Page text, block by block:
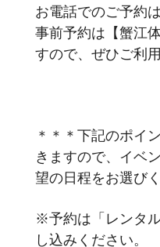
お電話でのご予約
事前予約は【蟹江
すので、ぜひご利
＊＊＊下記のポイ
きますので、イベ
望の日程をお選び
※予約は「レンタ
し込みください。